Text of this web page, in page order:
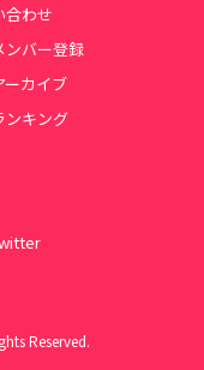
合わせ
ンバー登録
ーカイブ
ンキング
Reserved.